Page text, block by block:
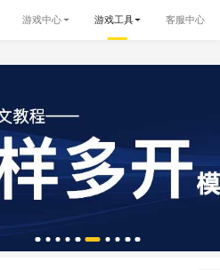
游戏中心 游戏工具 客服中心